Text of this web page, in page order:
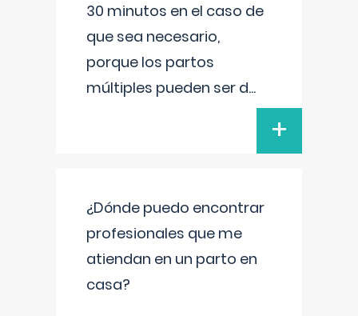
30 minutos en el caso de
que sea necesario,
porque los partos
múltiples pueden ser d...
+
¿Dónde puedo encontrar
profesionales que me
atiendan en un parto en
casa?